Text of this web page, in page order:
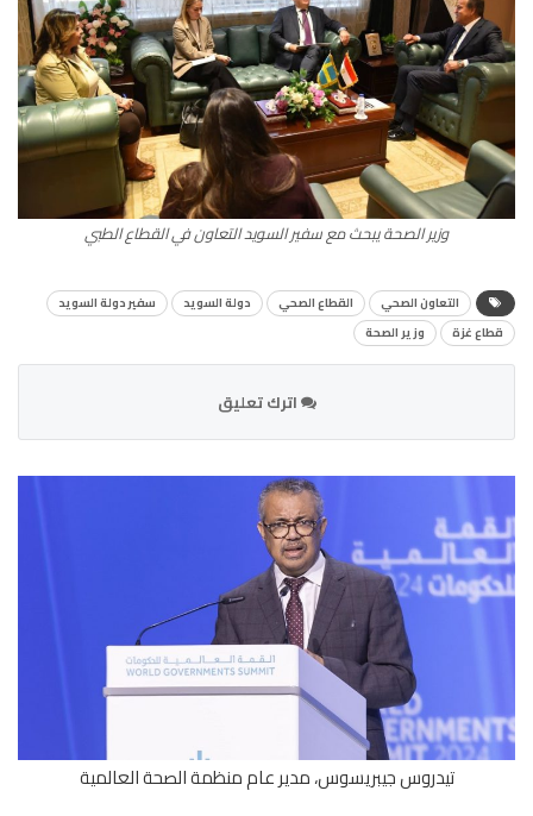
وزير الصحة يبحث مع سفير السويد التعاون في القطاع الطبي
التعاون الصحي القطاع الصحي دولة السويد
سفير دولة السويد
قطاع غزة
وزير الصحة
اترك تعليق
تيدروس جيبريسوس، مدير عام منظمة الصحة العالمية